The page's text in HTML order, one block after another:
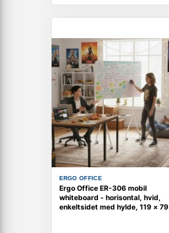
ERGO OFFICE
Ergo Office ER-306 mobil
whiteboard - horisontal, hvid,
enkeltsidet med hylde, 119 × 79